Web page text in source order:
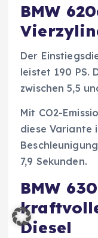
BMW
Der
leistet 190 PS.
zwischen 5,5
Mit CO2-
diese Variante
7,9 Sekunden.
BMW
Diesel